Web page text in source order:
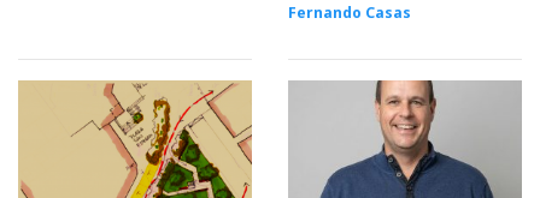
Fernando Casas